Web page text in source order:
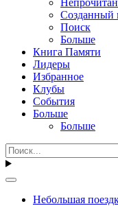
Созданный
Поиск
Больше
Книга Памяти
Лидеры
Избранное
Клубы
События
Больше
Больше
Небольшая